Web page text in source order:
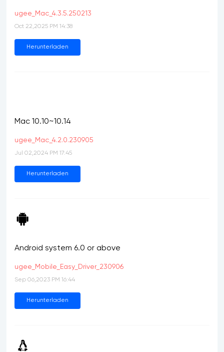
ugee_Mac_4.3.5.250213
Oct 22,2025 PM 14:38
Herunterladen
Mac 10.10~10.14
ugee_Mac_4.2.0.230905
Jul 02,2024 PM 17:45
Herunterladen
Android system 6.0 or above
ugee_Mobile_Easy_Driver_230906
Sep 06,2023 PM 16:44
Herunterladen